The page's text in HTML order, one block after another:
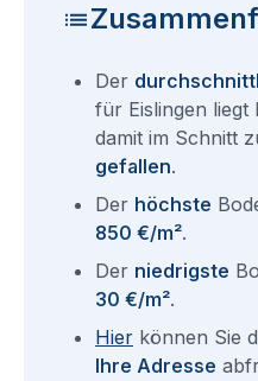
Der
für Eislingen liegt
damit im Schnitt
gefallen.
Der höchste
850 €/m².
Der niedrigste
30 €/m².
Hier können Sie
Ihre Adresse